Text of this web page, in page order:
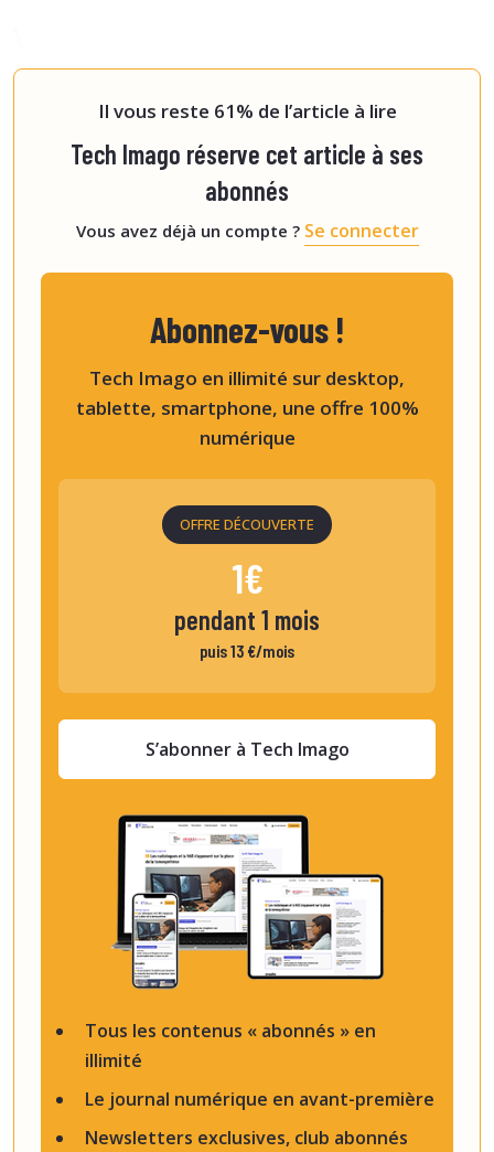
Il vous reste 61% de l’article à lire
Tech Imago réserve cet article à ses
abonnés
Vous avez déjà un compte ? Se connecter
Tous les contenus « abonnés » en
illimité
Le journal numérique en avant-première
Newsletters exclusives, club abonnés
Abonnez-vous !
Tech Imago en illimité sur desktop,
tablette, smartphone, une offre 100%
numérique
OFFRE DÉCOUVERTE
1€
pendant 1 mois
puis 13 €/mois
S’abonner à Tech Imago